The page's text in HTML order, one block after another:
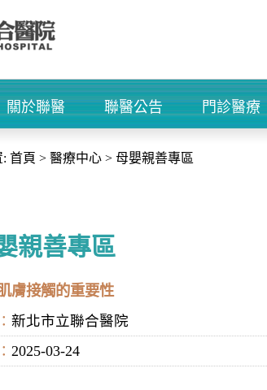
+
關於聯醫
+
聯醫公告
+
門診醫療
: 首頁 > 醫療中心 > 母嬰親善專區
親善專區
膚接觸的重要性
新北市立聯合醫院
2025-03-24